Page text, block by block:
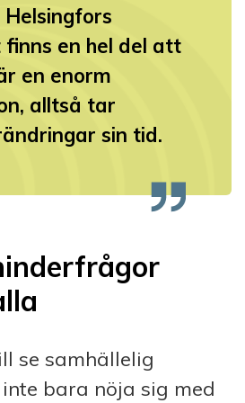
en hel del att
en enorm
alltså tar
sin tid.
se samhällelig
bara nöja sig med